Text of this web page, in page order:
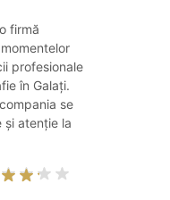
firmă
profesionale
în Galați.
se
și atenție la